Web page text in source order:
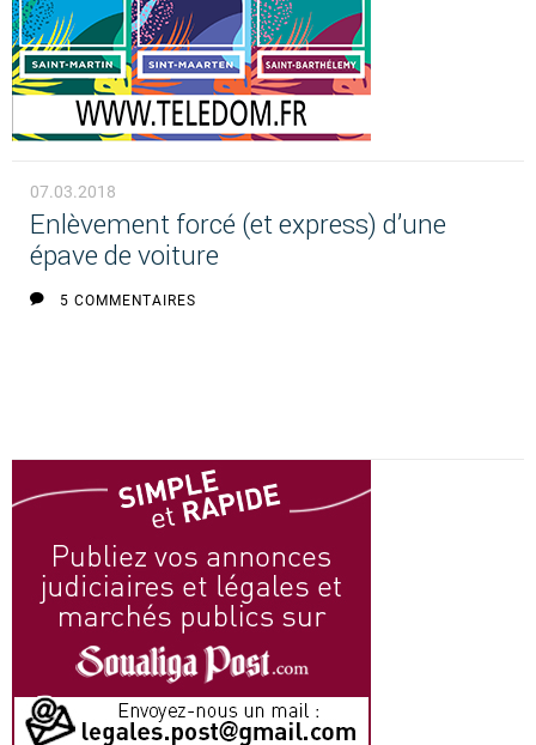
07.03.2018
Enlèvement forcé (et express) d’une
épave de voiture
5 COMMENTAIRES